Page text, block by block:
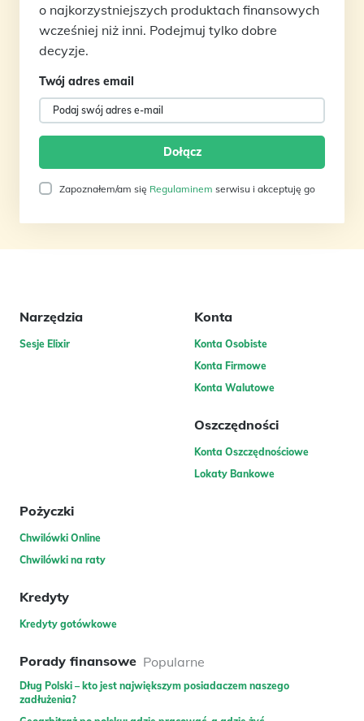
o najkorzystniejszych produktach finansowych
wcześniej niż inni. Podejmuj tylko dobre
decyzje.
Twój adres email
Zapoznałem/am się Regulaminem serwisu i akceptuję go
Narzędzia
Sesje Elixir
Konta
Konta Osobiste
Konta Firmowe
Konta Walutowe
Oszczędności
Konta Oszczędnościowe
Lokaty Bankowe
Pożyczki
Chwilówki Online
Chwilówki na raty
Kredyty
Kredyty gotówkowe
Porady finansowe Popularne
Dług Polski – kto jest największym posiadaczem naszego
zadłużenia?